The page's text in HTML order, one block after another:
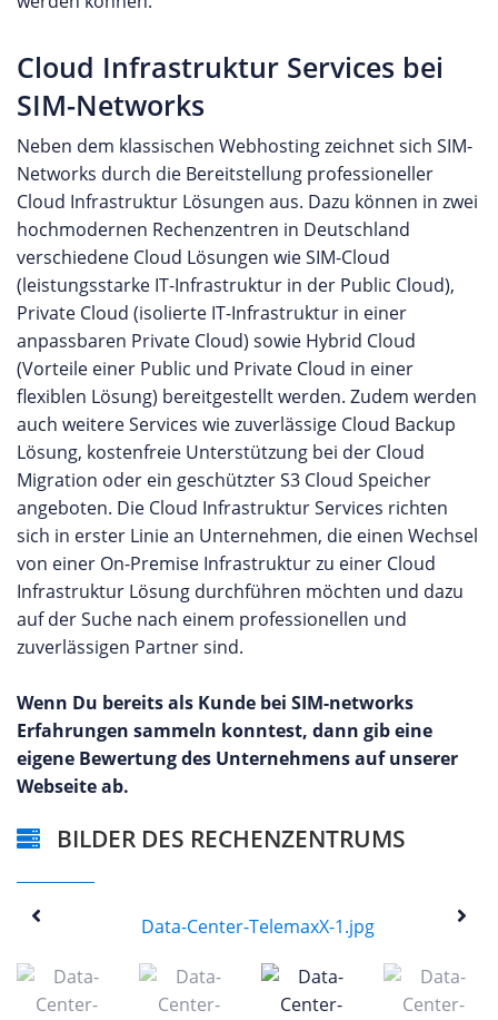
Cloud Infrastruktur Services bei
SIM-Networks
Neben dem klassischen Webhosting zeichnet sich SIM-
Networks durch die Bereitstellung professioneller
Cloud Infrastruktur Lösungen aus. Dazu können in zwei
hochmodernen Rechenzentren in Deutschland
verschiedene Cloud Lösungen wie SIM-Cloud
(leistungsstarke IT-Infrastruktur in der Public Cloud),
Private Cloud (isolierte IT-Infrastruktur in einer
anpassbaren Private Cloud) sowie Hybrid Cloud
(Vorteile einer Public und Private Cloud in einer
flexiblen Lösung) bereitgestellt werden. Zudem werden
auch weitere Services wie zuverlässige Cloud Backup
Lösung, kostenfreie Unterstützung bei der Cloud
Migration oder ein geschützter S3 Cloud Speicher
angeboten. Die Cloud Infrastruktur Services richten
sich in erster Linie an Unternehmen, die einen Wechsel
von einer On-Premise Infrastruktur zu einer Cloud
Infrastruktur Lösung durchführen möchten und dazu
auf der Suche nach einem professionellen und
zuverlässigen Partner sind.
Wenn Du bereits als Kunde bei SIM-networks
Erfahrungen sammeln konntest, dann gib eine
eigene Bewertung des Unternehmens auf unserer
Webseite ab.
BILDER DES RECHENZENTRUMS